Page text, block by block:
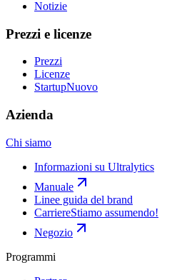
Notizie
Prezzi e licenze
Prezzi
Licenze
StartupNuovo
Azienda
Chi siamo
Informazioni su Ultralytics
Manuale
Linee guida del brand
CarriereStiamo assumendo!
Negozio
Programmi